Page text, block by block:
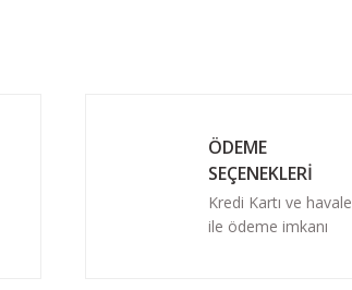
ÖDEME
SEÇENEKLERİ
Kredi Kartı ve havale
ile ödeme imkanı